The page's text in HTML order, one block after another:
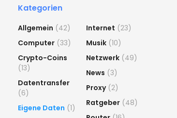
Kategorien
Allgemein (42)
Computer(33)
Crypto-Coins
(13)
Datentransfer
(6)
Eigene Daten (1)
Internet (23)
Musik(10)
Netzwerk(49)
News (3)
Proxy(2)
Ratgeber(48)